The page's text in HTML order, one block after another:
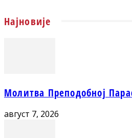
Најновије
Молитва Преподобној
август 7, 2026